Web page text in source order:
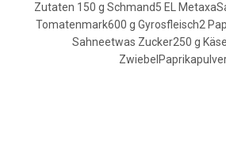
Zutaten 150 g Schmand5 EL
Tomatenmark600 g Gyrosfleisch2
Sahneetwas Zucker250 g